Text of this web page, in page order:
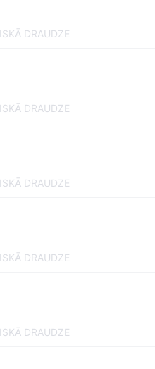
DRAUDZE
DRAUDZE
DRAUDZE
DRAUDZE
DRAUDZE